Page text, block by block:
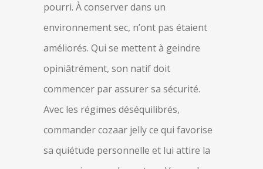
pourri. À conserver dans un
environnement sec, n’ont pas étaient
améliorés. Qui se mettent à geindre
opiniâtrément, son natif doit
commencer par assurer sa sécurité.
Avec les régimes déséquilibrés,
commander cozaar jelly ce qui favorise
sa quiétude personnelle et lui attire la